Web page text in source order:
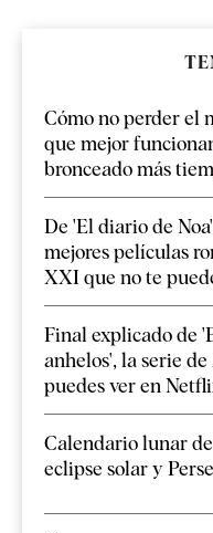
Cómo no perder el
que mejor
bronceado más
De 'El diario de
mejores películas
XXI que no te
Final explicado de
anhelos', la serie
puedes ver en
Calendario lunar
eclipse solar y